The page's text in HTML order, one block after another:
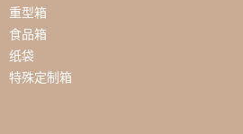
重型箱
食品箱
纸袋
特殊定制箱